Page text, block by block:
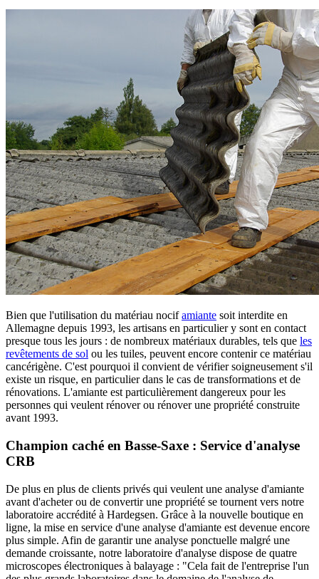
Bien que l'utilisation du matériau nocifamiante soit interdite en
Allemagne depuis 1993, les artisans en particulier y sont en contact
presque tous les jours : de nombreux matériaux durables, tels que les
revêtements de sol ou les tuiles, peuvent encore contenir ce matériau
cancérigène. C'est pourquoi il convient de vérifier soigneusement s'il
existe un risque, en particulier dans le cas de transformations et de
rénovations. L'amiante est particulièrement dangereux pour les
personnes qui veulent rénover ou rénover une propriété construite
avant 1993.
Champion caché en Basse-Saxe : Service d'analyse
CRB
De plus en plus de clients privés qui veulent une analyse d'amiante
avant d'acheter ou de convertir une propriété se tournent vers notre
laboratoire accrédité à Hardegsen. Grâce à la nouvelle boutique en
ligne, la mise en service d'une analyse d'amiante est devenue encore
plus simple. Afin de garantir une analyse ponctuelle malgré une
demande croissante, notre laboratoire d'analyse dispose de quatre
microscopes électroniques à balayage : "Cela fait de l'entreprise l'un